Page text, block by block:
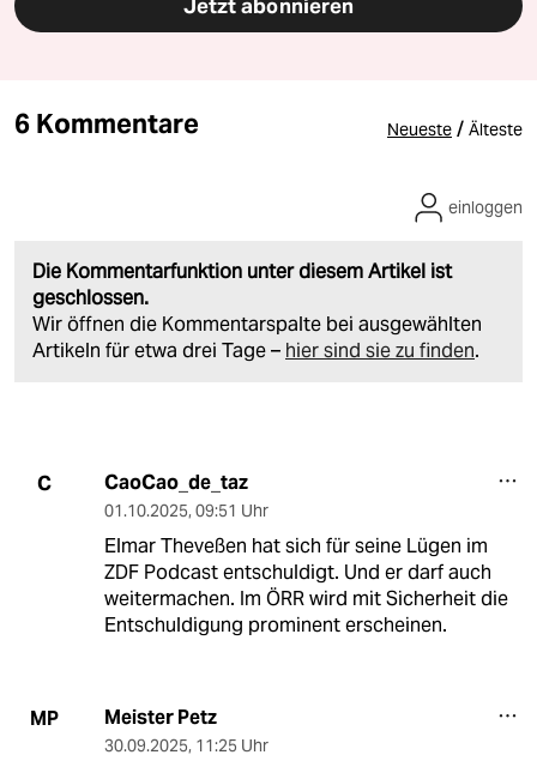
Jetzt abonnieren
6 Kommentare Neueste / Älteste
Die Kommentarfunktion unter diesem Artikel ist
geschlossen.
Wir öffnen die Kommentarspalte bei ausgewählten
Artikeln für etwa drei Tage – hier sind sie zu finden.
einloggen
C CaoCao_de_taz
01.10.2025, 09:51 Uhr
Elmar Theveßen hat sich für seine Lügen im
ZDF Podcast entschuldigt. Und er darf auch
weitermachen. Im ÖRR wird mit Sicherheit die
Entschuldigung prominent erscheinen.
MP Meister Petz
30.09.2025, 11:25 Uhr